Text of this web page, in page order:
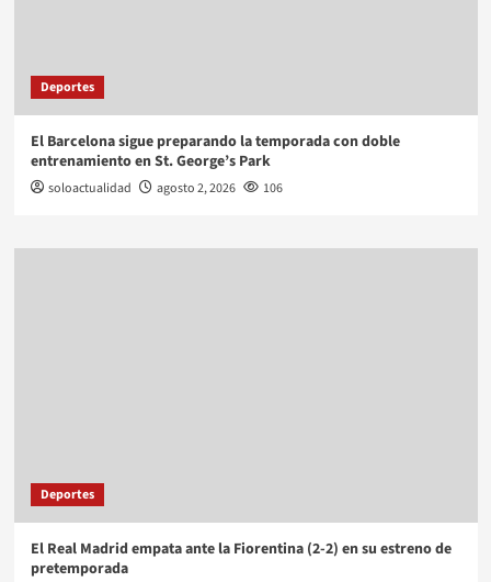
Deportes
El Barcelona sigue preparando la temporada con doble
entrenamiento en St. George’s Park
soloactualidad agosto 2, 2026 106
Deportes
El Real Madrid empata ante la Fiorentina (2-2) en su estreno de
pretemporada